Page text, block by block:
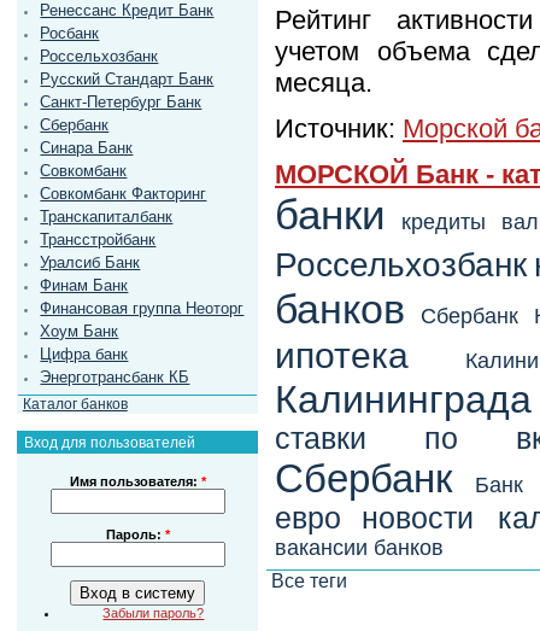
Ренессанс Кредит Банк
Росбанк
Россельхозбанк
Русский Стандарт Банк
Санкт-Петербург Банк
Сбербанк
Синара Банк
Совкомбанк
Совкомбанк Факторинг
Транскапиталбанк
Трансстройбанк
Уралсиб Банк
Финам Банк
Финансовая группа Неоторг
Хоум Банк
Цифра банк
Энерготрансбанк КБ
Каталог банков
Вход для пользователей
Имя пользователя: *
Пароль: *
Забыли пароль?
Рейтинг
учетом объема
месяца.
Источник: Морской
МОРСКОЙ Банк -
банки кредиты
Россельхозбанк
банков Сбербанк
ипотека
Калининграда
ставки по
Сбербанк Банк
евро новости
вакансии банков
Все теги